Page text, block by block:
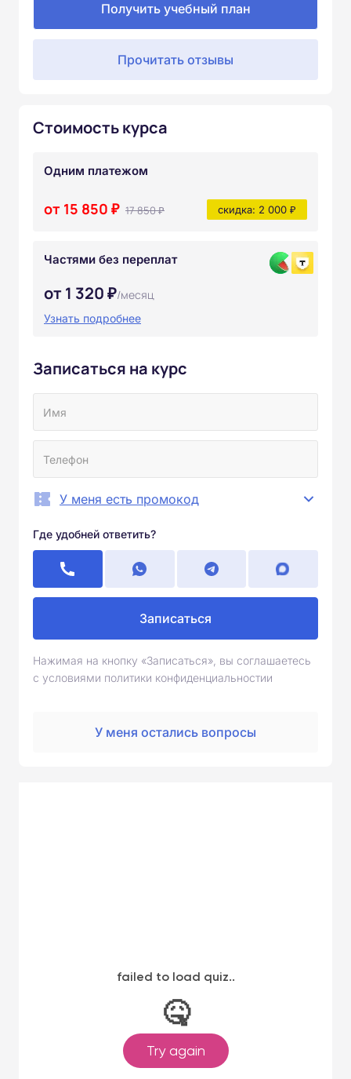
Получить учебный план
Прочитать отзывы
Стоимость курса
Одним платежом
от 15 850 ₽ 17 850 ₽ скидка: 2 000 ₽
Частями без переплат
от 1 320 ₽/месяц
Узнать подробнее
Записаться на курс
У меня есть промокод
Где удобней ответить?
Записаться
Нажимая на кнопку «Записаться», вы соглашаетесь
с условиями политики конфиденциальностии
У меня остались вопросы